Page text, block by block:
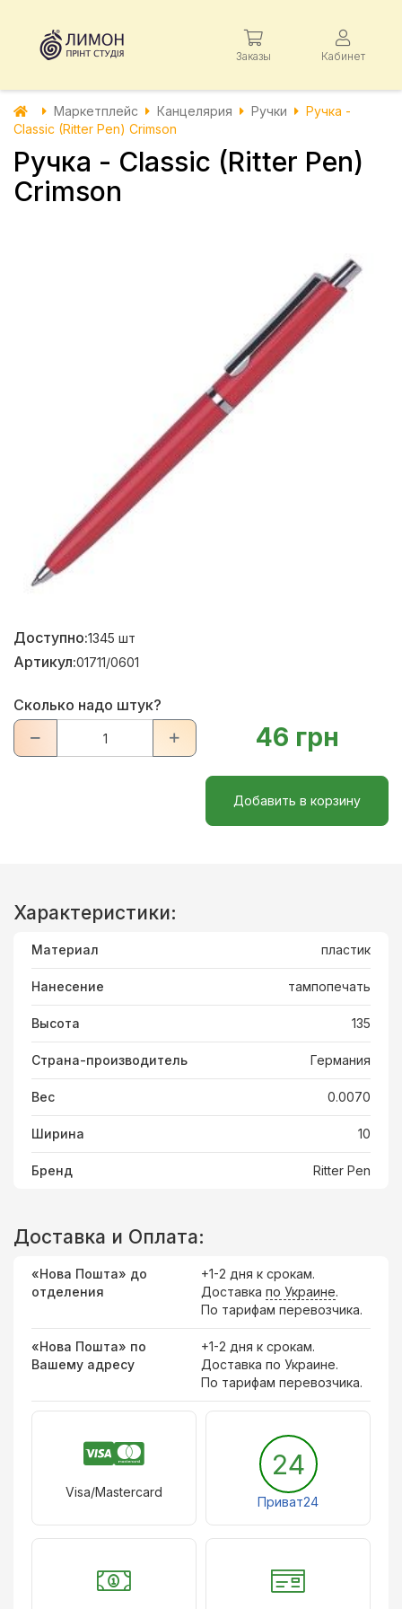
Заказы Кабинет
Маркетплейс Канцелярия Ручки
Ручка -
Classic (Ritter Pen) Crimson
Ручка - Classic (Ritter Pen)
Crimson
Доступно:1345 шт
Артикул:01711/0601
Сколько надо штук?
46 грн
Добавить в корзину
Характеристики:
Материал пластик
Нанесение тампопечать
Высота 135
Страна-производитель Германия
Вес 0.0070
Ширина 10
Бренд Ritter Pen
Доставка и Оплата:
«Нова Пошта» до
отделения
+1-2 дня к срокам.
Доставка по Украине.
По тарифам перевозчика.
«Нова Пошта» по
Вашему адресу
+1-2 дня к срокам.
Доставка по Украине.
По тарифам перевозчика.
Visa/Mastercard
24
Приват24